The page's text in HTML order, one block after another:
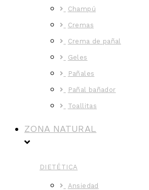
Champú
Cremas
Crema de pañal
Geles
Pañales
Pañal bañador
Toallitas
ZONA NATURAL
DIETÉTICA
Ansiedad